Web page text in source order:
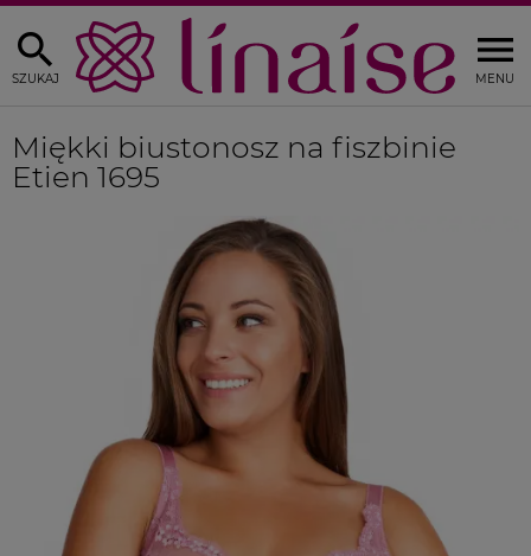
MENU
SZUKAJ
Miękki biustonosz na fiszbinie
Etien 1695